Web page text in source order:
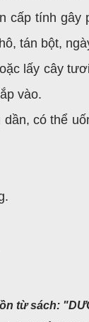
cấp tính gây
tán bột,
lấy cây
vào.
có thể
từ sách: